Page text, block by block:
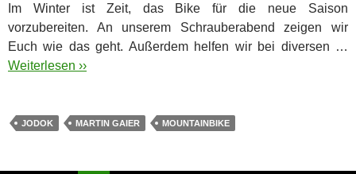
Im Winter ist Zeit, das Bike für die neue Saison
vorzubereiten. An unserem Schrauberabend zeigen wir
Euch wie das geht. Außerdem helfen wir bei diversen …
Weiterlesen ››
JODOK MARTIN GAIER MOUNTAINBIKE